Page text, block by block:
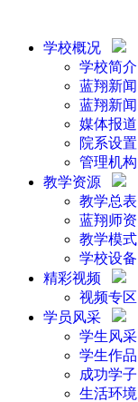
学校概况
学校简介
蓝翔新闻
蓝翔新闻
媒体报道
院系设置
管理机构
教学资源
教学总表
蓝翔师资
教学模式
学校设备
精彩视频
视频专区
学员风采
学生风采
学生作品
成功学子
生活环境